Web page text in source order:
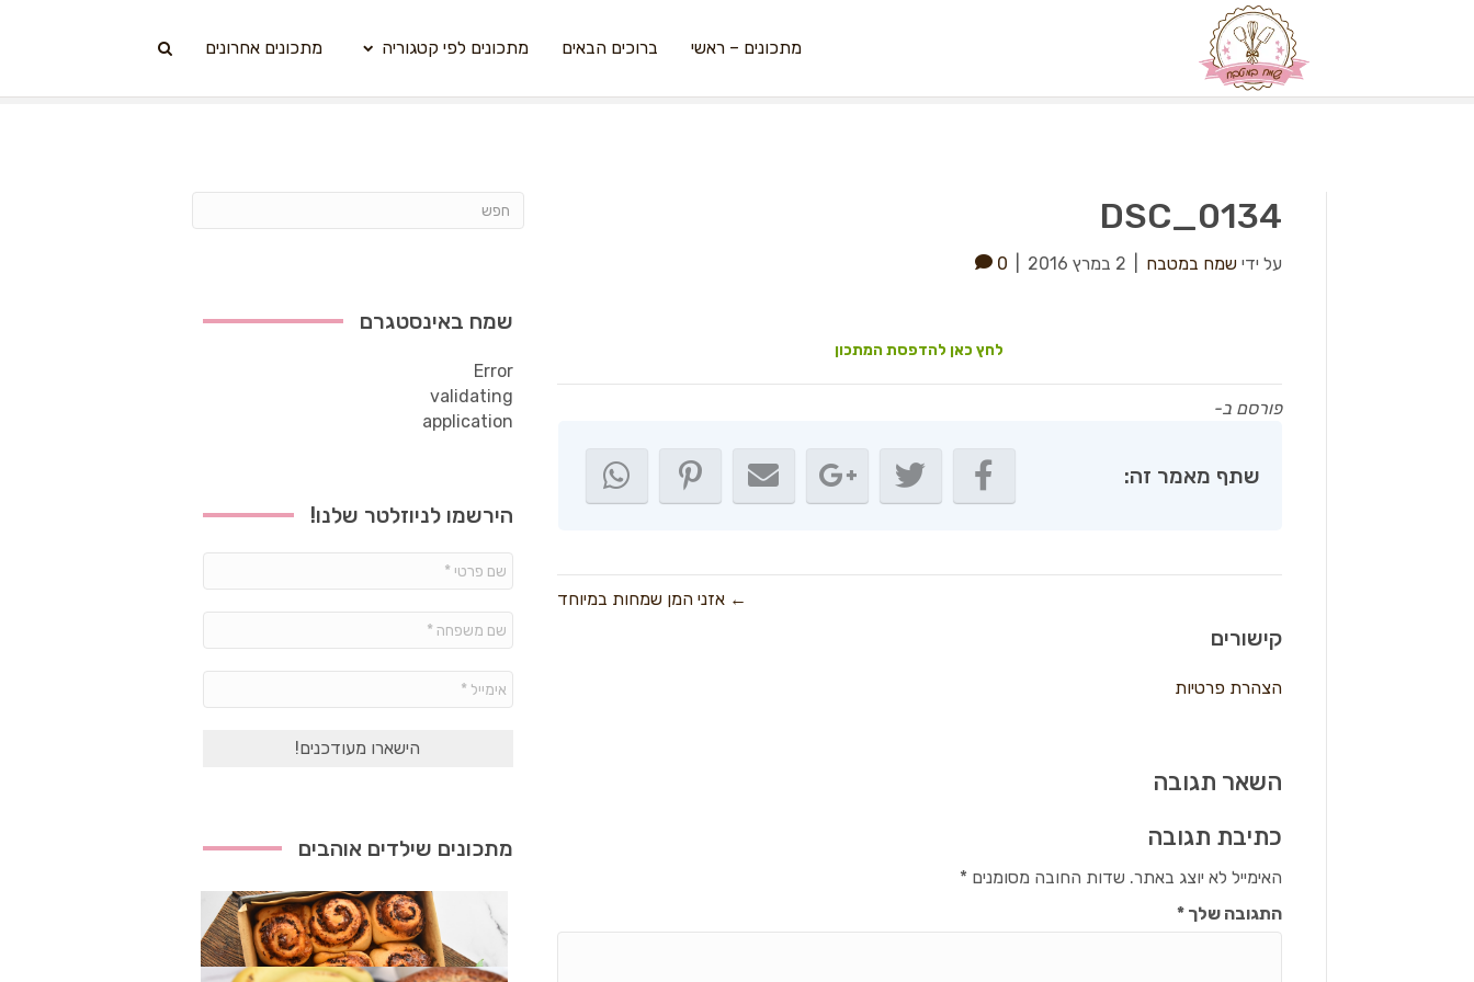
מתכונים – ראשי ברוכים הבאים מתכונים לפי קטגוריה מתכונים אחרונים
DSC_0134
על ידי שמח במטבח 2 במרץ 2016 0
לחץ כאן להדפסת המתכון
פורסם ב-
שתף מאמר זה:
← אזני המן שמחות במיוחד
קישורים
הצהרת פרטיות
השאר תגובה
כתיבת תגובה
האימייל לא יוצג באתר. שדות החובה מסומנים*
התגובה שלך*
שמח באינסטגרם
Error
validating
application
הירשמו לניוזלטר שלנו!
פרטי
משפחה
*
מתכונים שילדים אוהבים